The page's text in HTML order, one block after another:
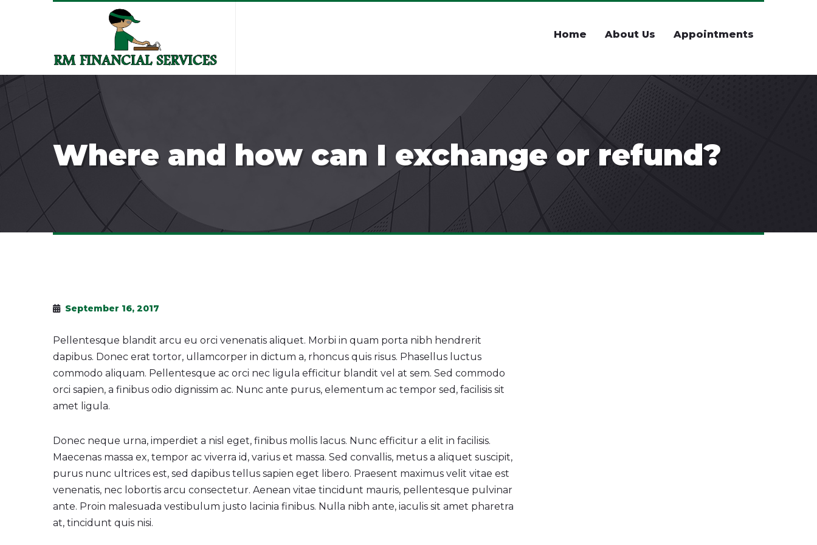
Home About Us Appointments
Where and how can I exchange or refund?
September 16, 2017
Pellentesque blandit arcu eu orci venenatis aliquet. Morbi in quam porta nibh hendrerit
dapibus. Donec erat tortor, ullamcorper in dictum a, rhoncus quis risus. Phasellus luctus
commodo aliquam. Pellentesque ac orci nec ligula efficitur blandit vel at sem. Sed commodo
orci sapien, a finibus odio dignissim ac. Nunc ante purus, elementum ac tempor sed, facilisis sit
amet ligula.
Donec neque urna, imperdiet a nisl eget, finibus mollis lacus. Nunc efficitur a elit in facilisis.
Maecenas massa ex, tempor ac viverra id, varius et massa. Sed convallis, metus a aliquet suscipit,
purus nunc ultrices est, sed dapibus tellus sapien eget libero. Praesent maximus velit vitae est
venenatis, nec lobortis arcu consectetur. Aenean vitae tincidunt mauris, pellentesque pulvinar
ante. Proin malesuada vestibulum justo lacinia finibus. Nulla nibh ante, iaculis sit amet pharetra
at, tincidunt quis nisi.